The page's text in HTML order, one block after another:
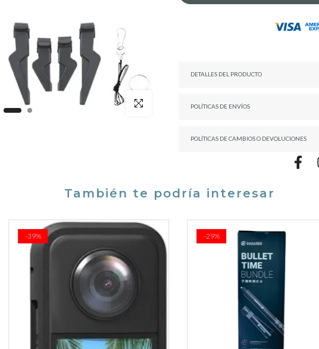
Click para agrandar
DETALLES DEL PRODUCTO
POLÍTICAS DE ENVÍOS
POLÍTICAS DE CAMBIOS O DEVOLUCIONES
También te podría interesar
-29%
-39%